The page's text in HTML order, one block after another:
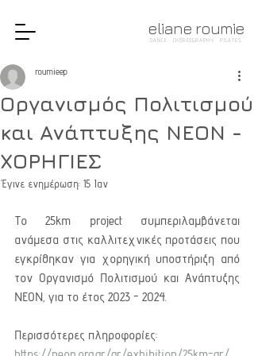
eliane roumie
DANCE · CHOREOGRAPHY · PILATES
Οργανισμός Πολιτισμού
και Ανάπτυξης ΝΕΟΝ -
ΧΟΡΗΓΙΕΣ
roumieep
Έγινε ενημέρωση: 15 Ιαν
Το 25km project συμπεριλαμβάνεται
ανάμεσα στις καλλιτεχνικές προτάσεις που
εγκρίθηκαν για χορηγική υποστήριξη από
τον Οργανισμό Πολιτισμού και Ανάπτυξης
ΝΕΟΝ, για το έτος 2023 - 2024.
Περισσότερες πληροφορίες: